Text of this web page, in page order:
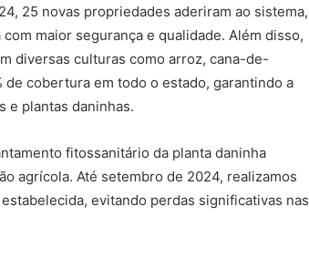
25 novas propriedades aderiram ao sistema,
maior segurança e qualidade. Além disso,
diversas culturas como arroz, cana-de-
cobertura em todo o estado, garantindo a
e plantas daninhas.
fitossanitário da planta daninha
agrícola. Até setembro de 2024, realizamos
evitando perdas significativas nas